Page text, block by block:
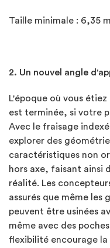
Taille minimale : 6,35
2. Un nouvel angle
L'époque où vous
est terminée, si votre
Avec le fraisage
explorer des
caractéristiques non
hors axe, faisant ainsi
réalité. Les
assurés que même les
peuvent être usinées
même avec des
flexibilité encourage